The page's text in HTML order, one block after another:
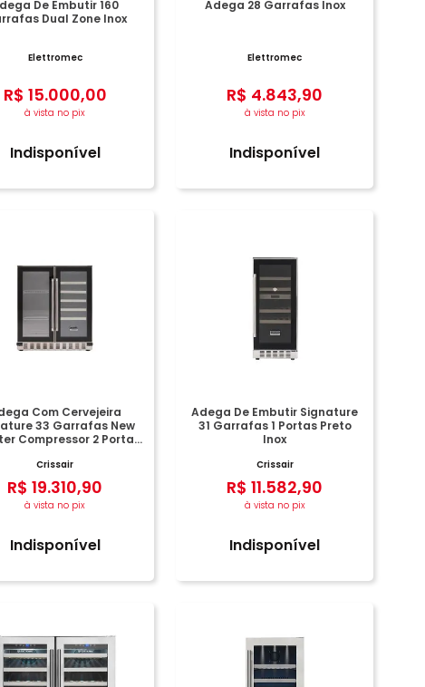
De Embutir 160
Dual Zone Inox
Elettromec
R$ 15.000,00
à vista no pix
Indisponível
Adega 28 Garrafas Inox
Elettromec
R$ 4.843,90
à vista no pix
Indisponível
Com Cervejeira
33 Garrafas New
Compressor 2 Portas
Crissair
R$ 19.310,90
à vista no pix
Indisponível
Adega De Embutir Signature
31 Garrafas 1 Portas Preto
Inox
Crissair
R$ 11.582,90
à vista no pix
Indisponível